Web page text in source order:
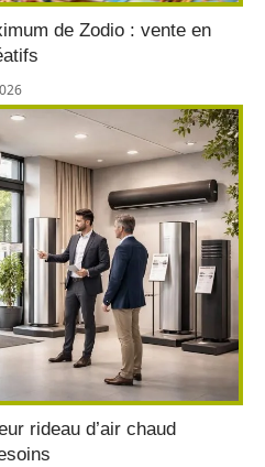
de Zodio : vente en
rideau d’air chaud